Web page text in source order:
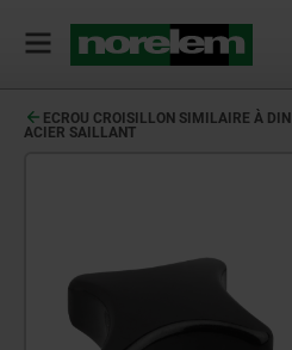
ECROU CROISILLON SIMILAIRE À
ACIER SAILLANT